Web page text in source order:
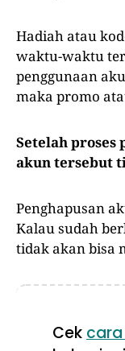
Hadiah atau
waktu-waktu
penggunaan
maka promo
Setelah proses
akun tersebut
Penghapusan
Kalau sudah
tidak akan bisa
Cek